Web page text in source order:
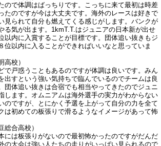
ので体調はばっちりです。こっちに来て最初は時差
たのですが今は大丈夫です。海外のレースは好きで
見られて自分も燃えてくる感じがします。バンクが
る気が出ます。1kmT.T.はジュニアの日本新が出せ
以内に入賞することが目標です。団体追い抜きもジ
位以内に入ることができればいいなと思っていま
校）
で戸惑うこともあるのですが体調は良いです。みん
出すという強い気持ちで臨んでいるのでチームは良
団体追い抜きは合宿でも相当やってきたのでジュニ
します。オムニアムは海外選手の実力がわからない
のですが、とにかく予選を上がって自分の力を全て
は初めての板張りで滑るようなイメージがあって怖
合高校）
には板張りがないので最初怖かったのですがだんだ
の大会は強い人たちの走りがいっぱい見られるので